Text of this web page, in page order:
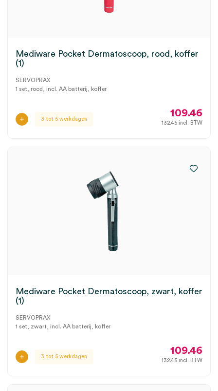
Mediware Pocket Dermatoscoop, rood, koffer
(1)
SERVOPRAX
1 set, rood, incl. AA batterij, koffer
3 tot 5 werkdagen
109.46
132.45 incl. BTW
Mediware Pocket Dermatoscoop, zwart, koffer
(1)
SERVOPRAX
1 set, zwart, incl. AA batterij, koffer
3 tot 5 werkdagen
109.46
132.45 incl. BTW